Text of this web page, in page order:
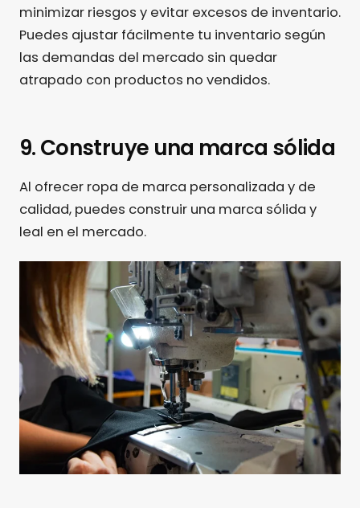
minimizar riesgos y evitar excesos de inventario.
Puedes ajustar fácilmente tu inventario según
las demandas del mercado sin quedar
atrapado con productos no vendidos.
9. Construye una marca sólida
Al ofrecer ropa de marca personalizada y de
calidad, puedes construir una marca sólida y
leal en el mercado.